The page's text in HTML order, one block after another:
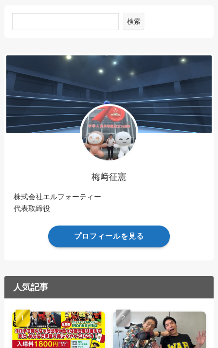
検索
梅﨑征憲
株式会社エルフォーティー
代表取締役
プロフィールを見る
人気記事